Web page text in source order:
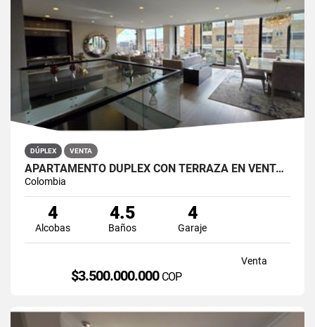
DÚPLEX VENTA
APARTAMENTO DÚPLEX CON TERRAZA EN VENTA BELLA SUIZA USAQUÉN BOGOTÁ
Colombia
4
Alcobas
4.5
Baños
4
Garaje
Venta
$3.500.000.000 COP